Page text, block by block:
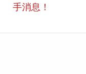
手消息！